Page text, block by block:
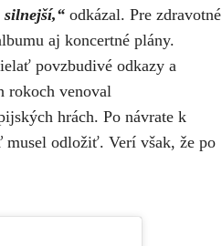
silnejší,“ odkázal. Pre zdravotné
aj koncertné plány.
povzbudivé odkazy a
rokoch venoval
hrách. Po návrate k
odložiť. Verí však, že po